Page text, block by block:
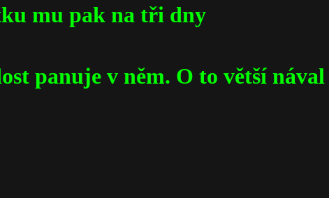
mu pak na tři dny
panuje v něm. O to větší